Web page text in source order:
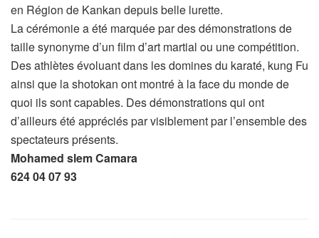
en Région de Kankan depuis belle lurette.
La cérémonie a été marquée par des démonstrations de
taille synonyme d’un film d’art martial ou une compétition.
Des athlètes évoluant dans les domines du karaté, kung Fu
ainsi que la shotokan ont montré à la face du monde de
quoi ils sont capables. Des démonstrations qui ont
d’ailleurs été appréciés par visiblement par l’ensemble des
spectateurs présents.
Mohamed slem Camara
624 04 07 93